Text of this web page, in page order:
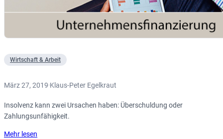
Wirtschaft & Arbeit
März 27, 2019·Klaus-Peter Egelkraut
Insolvenz kann zwei Ursachen haben: Überschuldung oder
Zahlungsunfähigkeit.
Mehr lesen